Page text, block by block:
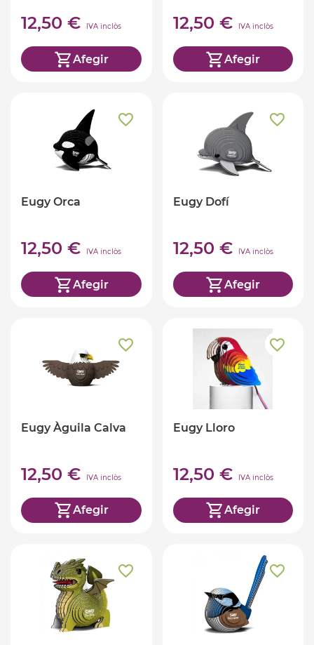
12,50 € IVA inclòs
Afegir
12,50 € IVA inclòs
Afegir
Eugy Orca
12,50 € IVA inclòs
Afegir
Eugy Dofí
12,50 € IVA inclòs
Afegir
Eugy Àguila Calva
12,50 € IVA inclòs
Afegir
Eugy Lloro
12,50 € IVA inclòs
Afegir